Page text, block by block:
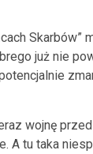
Skarbów”
już nie
wojnę
tu taka